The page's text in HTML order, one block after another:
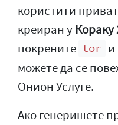
користити
креиран уКораку
покрените tor и
можете да се
Онион Услуге.
Ако генеришете